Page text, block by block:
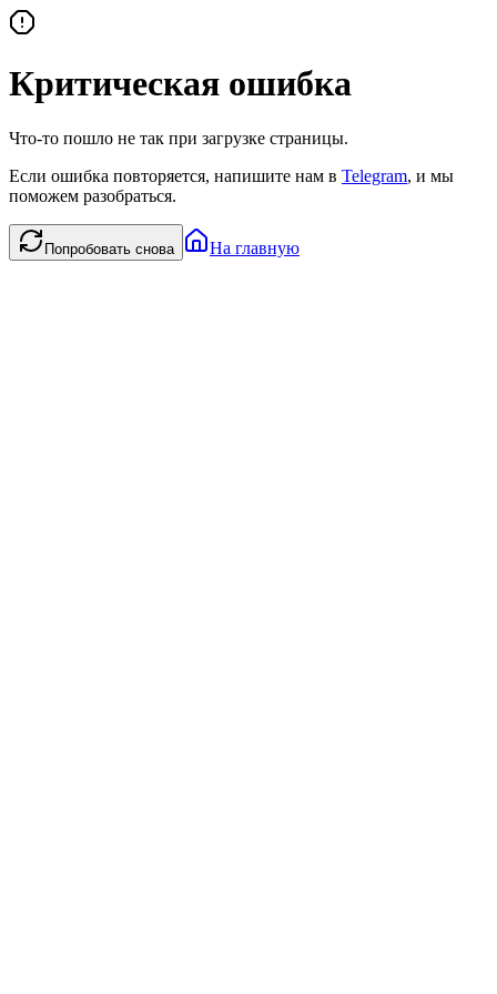
Критическая ошибка
Что-то пошло не так при загрузке страницы.
Если ошибка повторяется, напишите нам в Telegram, и мы
поможем разобраться.
Попробовать снова На главную